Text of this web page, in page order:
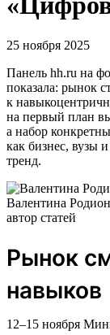
25 ноября 2025
Панель hh.ru на
показала: рынок
к
на первый план
а набор
как бизнес, вузы
тренд.
Валентина
автор статей
Рынок
навыков
12–15 ноября